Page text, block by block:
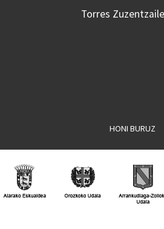
Torres
HONI BURUZ